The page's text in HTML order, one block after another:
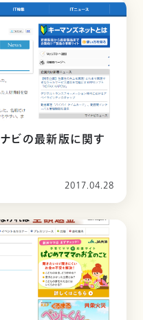
ナビの最新版に関す
2017.04.28